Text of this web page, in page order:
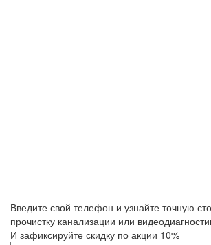
Введите свой телефон и узнайте точную
прочистку канализации или
И зафиксируйте скидку по акции 10%